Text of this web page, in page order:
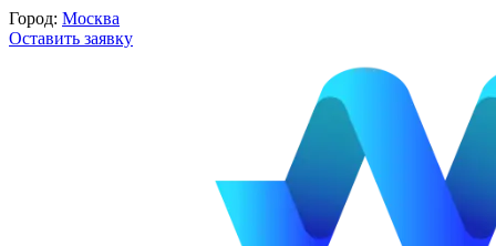
Город: Москва
Оставить заявку